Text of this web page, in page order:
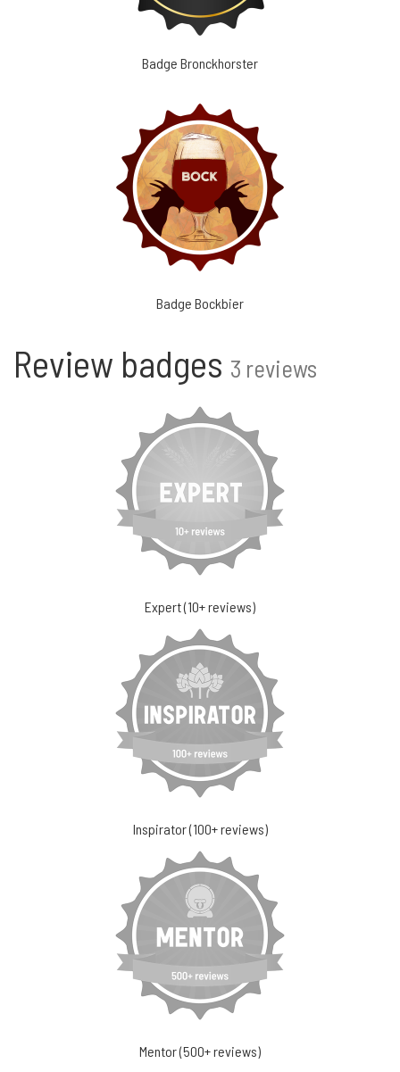
Badge Bronckhorster
Badge Bockbier
Review badges 3 reviews
Expert (10+ reviews)
Inspirator (100+ reviews)
Mentor (500+ reviews)